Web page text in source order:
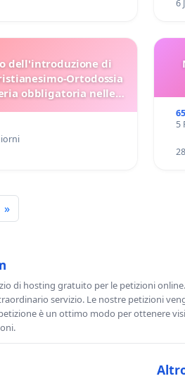
6
dell'introduzione di
Ortodossia
obbligatoria nelle
5
»
di hosting gratuito per le petizioni
servizio. Le nostre petizioni
è un ottimo modo per ottenere